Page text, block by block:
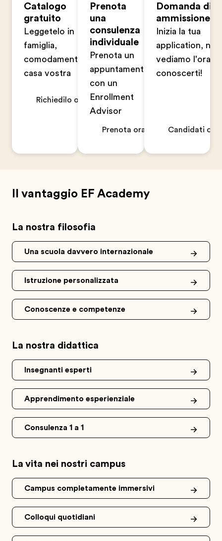
Catalogo
gratuito
Leggetelo in
famiglia,
comodamente a
casa vostra
Richiedilo ora
Prenota
una
consulenza
individuale
Prenota un
appuntamento
con un
Enrollment
Advisor
Prenota ora
Domanda di
ammissione
Inizia la tua
application, non
vediamo l'ora di
conoscerti!
Candidati ora
Il vantaggio EF Academy
La nostra filosofia
Una scuola davvero internazionale
Istruzione personalizzata
Conoscenze e competenze
La nostra didattica
Insegnanti esperti
Apprendimento esperienziale
Consulenza 1 a 1
La vita nei nostri campus
Campus completamente immersivi
Colloqui quotidiani